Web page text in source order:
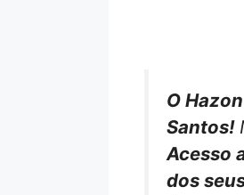
O
Santos!
Acesso
dos